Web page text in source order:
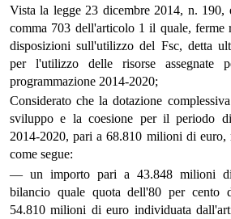
Vista la legge 23 dicembre 2014, n. 190,
comma 703 dell'articolo 1 il quale, ferme
disposizioni sull'utilizzo del Fsc, detta
per l'utilizzo delle risorse assegnate
programmazione 2014-2020;
Considerato che la dotazione
sviluppo e la coesione per il periodo di
2014-2020, pari a 68.810 milioni di euro,
come segue:
— un importo pari a 43.848 milioni
bilancio quale quota dell'80 per cento
54.810 milioni di euro individuata